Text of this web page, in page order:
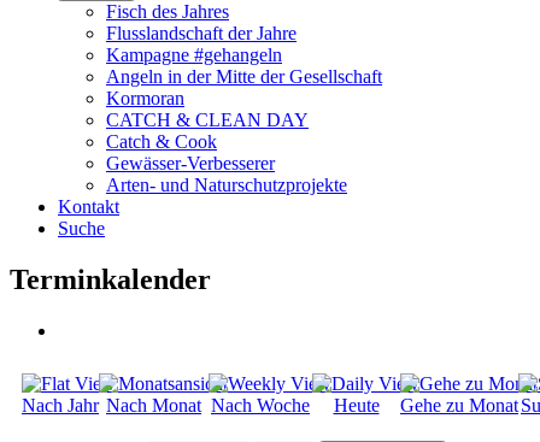
Fisch des Jahres
Flusslandschaft der Jahre
Kampagne #gehangeln
Angeln in der Mitte der Gesellschaft
Kormoran
CATCH & CLEAN DAY
Catch & Cook
Gewässer-Verbesserer
Arten- und Naturschutzprojekte
Kontakt
Suche
Terminkalender
Nach Jahr Nach Monat Nach Woche Heute Gehe zu Monat